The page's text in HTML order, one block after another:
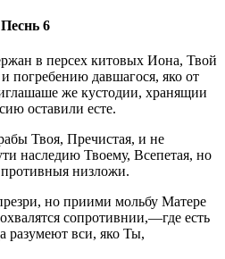
Песнь 6
в персех китовых Иона, Твой
погребению давшагося, яко от
же кустодии, хранящии
оставили есте.
Твоя, Пречистая, и не
наследию Твоему, Всепетая, но
низложи.
но приими мольбу Матере
сопротивнии,—где есть
разумеют вси, яко Ты,